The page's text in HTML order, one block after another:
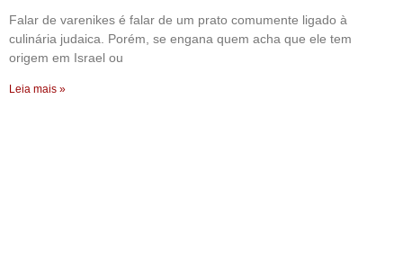
Falar de varenikes é falar de um prato comumente ligado à
culinária judaica. Porém, se engana quem acha que ele tem
origem em Israel ou
Leia mais »